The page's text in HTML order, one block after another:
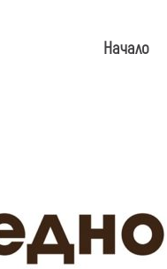
Начало